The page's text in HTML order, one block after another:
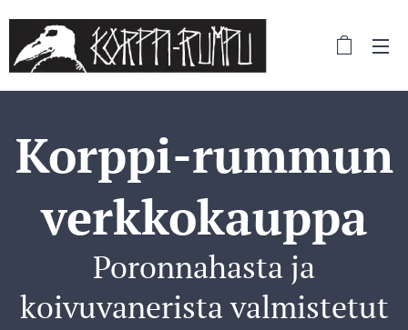
Korppi-rummun
verkkokauppa
Poronnahasta ja
koivuvanerista valmistetut